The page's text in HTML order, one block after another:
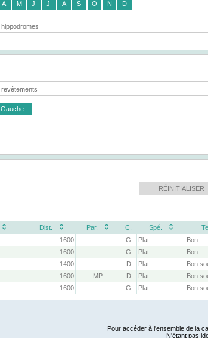
A M J J A S O N D
Gauche
RÉINITIALISER
Dist. Par. C. Spé.
1600 G Plat Bon
1600 G Plat Bon
1400 D Plat Bon
1600 MP D Plat Bon
1600 G Plat Bon
Pour accéder à l'ensemble de la
N'étant pas